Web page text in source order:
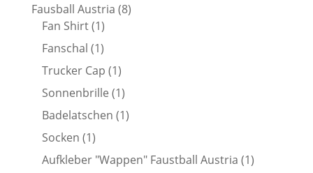
Fausball Austria 88
Fan Shirt 11
Produkt
Fanschal 11
Produkt
Trucker Cap 11
Produkt
Sonnenbrille 11
Produkt
Badelatschen 11
Socken 11
Produkt
Aufkleber "Wappen" Faustball Austria 11